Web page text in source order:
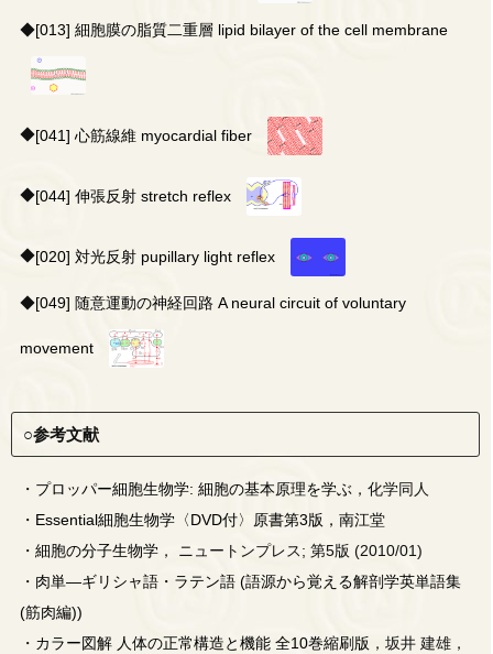
◆[013] 細胞膜の脂質二重層 lipid bilayer of the cell membrane
◆[041] 心筋線維 myocardial fiber
◆[044] 伸張反射 stretch reflex
◆[020] 対光反射 pupillary light reflex
◆[049] 随意運動の神経回路 A neural circuit of voluntary
movement
○参考文献
・ プロッパー細胞生物学: 細胞の基本原理を学ぶ ，化学同人
・ Essential細胞生物学〈DVD付〉原書第3版，南江堂
・ 細胞の分子生物学 ， ニュートンプレス; 第5版 (2010/01)
・ 肉単―ギリシャ語・ラテン語 (語源から覚える解剖学英単語集
(筋肉編))
・ カラー図解 人体の正常構造と機能 全10巻縮刷版 ，坂井 建雄，